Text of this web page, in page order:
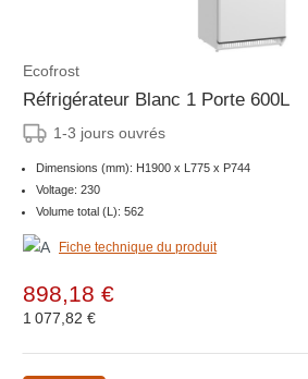
Ecofrost
Réfrigérateur Blanc 1 Porte 600L
1-3 jours ouvrés
Dimensions (mm): H1900 x L775 x P744
Voltage: 230
Volume total (L): 562
Fiche technique du produit
898,18 €
1 077,82 €